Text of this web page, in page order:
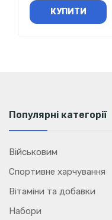
КУПИТИ
Популярні категорії
Військовим
Спортивне харчування
Вітаміни та добавки
Набори